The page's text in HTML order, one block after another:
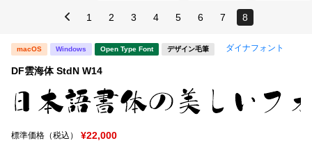
新着一覧
カート 0
タイプフェイス
丸ゴシック 楷書体
1 2 3 4 5 6 7 8
macOS Windows Open Type Font デザイン毛筆 ダイナフォント
DF雲海体 StdN W14
標準価格（税込） ¥22,000